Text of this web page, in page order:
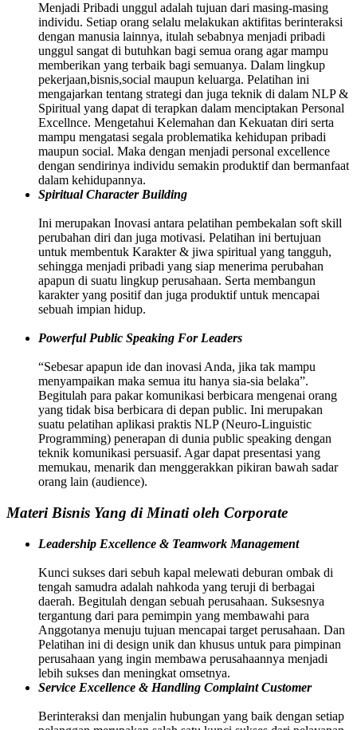
Menjadi Pribadi unggul adalah tujuan dari masing-masing
individu. Setiap orang selalu melakukan aktifitas berinteraksi
dengan manusia lainnya, itulah sebabnya menjadi pribadi
unggul sangat di butuhkan bagi semua orang agar mampu
memberikan yang terbaik bagi semuanya. Dalam lingkup
pekerjaan,bisnis,social maupun keluarga. Pelatihan ini
mengajarkan tentang strategi dan juga teknik di dalam NLP &
Spiritual yang dapat di terapkan dalam menciptakan Personal
Excellnce. Mengetahui Kelemahan dan Kekuatan diri serta
mampu mengatasi segala problematika kehidupan pribadi
maupun social. Maka dengan menjadi personal excellence
dengan sendirinya individu semakin produktif dan bermanfaat
dalam kehidupannya.
Spiritual Character Building
Ini merupakan Inovasi antara pelatihan pembekalan soft skill
perubahan diri dan juga motivasi. Pelatihan ini bertujuan
untuk membentuk Karakter & jiwa spiritual yang tangguh,
sehingga menjadi pribadi yang siap menerima perubahan
apapun di suatu lingkup perusahaan. Serta membangun
karakter yang positif dan juga produktif untuk mencapai
sebuah impian hidup.
Powerful Public Speaking For Leaders
“Sebesar apapun ide dan inovasi Anda, jika tak mampu
menyampaikan maka semua itu hanya sia-sia belaka”.
Begitulah para pakar komunikasi berbicara mengenai orang
yang tidak bisa berbicara di depan public. Ini merupakan
suatu pelatihan aplikasi praktis NLP (Neuro-Linguistic
Programming) penerapan di dunia public speaking dengan
teknik komunikasi persuasif. Agar dapat presentasi yang
memukau, menarik dan menggerakkan pikiran bawah sadar
orang lain (audience).
Materi Bisnis Yang di Minati oleh Corporate
Leadership Excellence & Teamwork Management
Kunci sukses dari sebuh kapal melewati deburan ombak di
tengah samudra adalah nahkoda yang teruji di berbagai
daerah. Begitulah dengan sebuah perusahaan. Suksesnya
tergantung dari para pemimpin yang membawahi para
Anggotanya menuju tujuan mencapai target perusahaan. Dan
Pelatihan ini di design unik dan khusus untuk para pimpinan
perusahaan yang ingin membawa perusahaannya menjadi
lebih sukses dan meningkat omsetnya.
Service Excellence & Handling Complaint Customer
Berinteraksi dan menjalin hubungan yang baik dengan setiap